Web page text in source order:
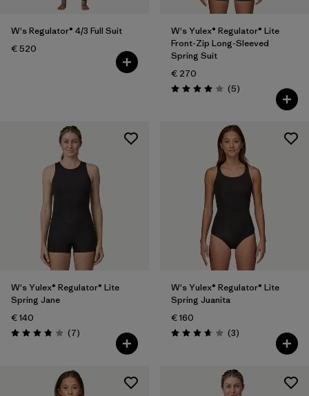
W's Regulator® 4/3 Full Suit
€ 520
W's Yulex® Regulator® Lite
Front-Zip Long-Sleeved
Spring Suit
€ 270
Valutazione: 4.0 / 5
(5Recensioni
)
W's Yulex® Regulator® Lite
Spring Jane
€ 140
Valutazione: 3.9 / 5
(7Recensioni
)
W's Yulex® Regulator® Lite
Spring Juanita
€ 160
Valutazione: 3.7 / 5
(3Recensioni
)